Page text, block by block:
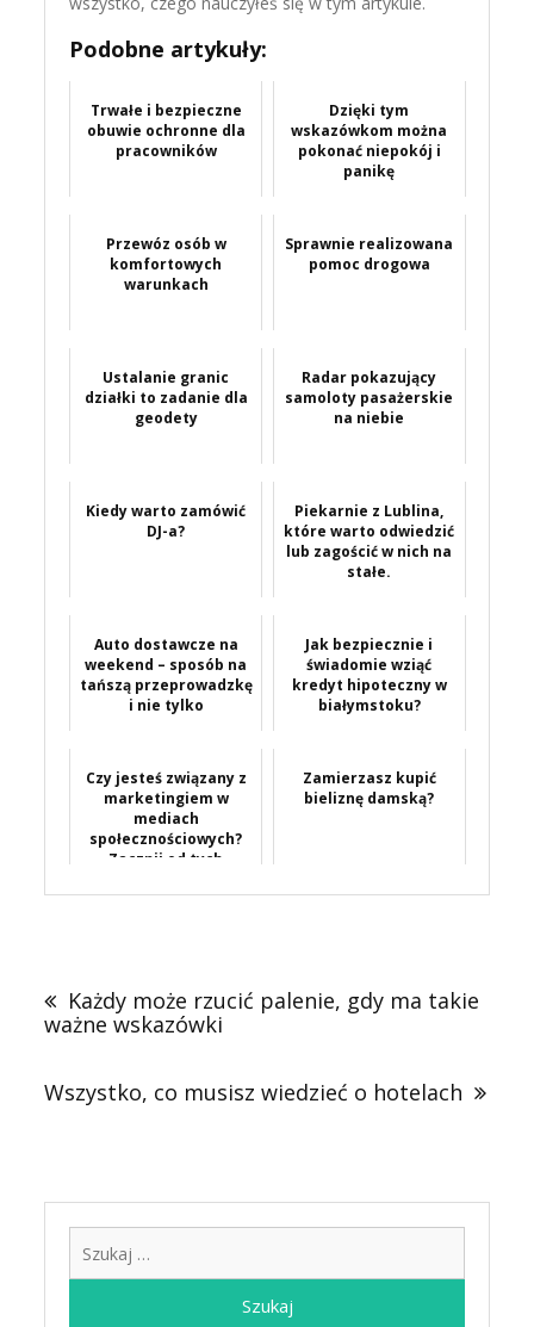
Podobne artykuły:
Trwałe i bezpieczne
obuwie ochronne dla
pracowników
Dzięki tym
wskazówkom można
pokonać niepokój i
panikę
Przewóz osób w
komfortowych
warunkach
Sprawnie realizowana
pomoc drogowa
Ustalanie granic
działki to zadanie dla
geodety
Radar pokazujący
samoloty pasażerskie
na niebie
Kiedy warto zamówić
DJ-a?
Piekarnie z Lublina,
które warto odwiedzić
lub zagościć w nich na
stałe.
Auto dostawcze na
weekend – sposób na
tańszą przeprowadzkę
i nie tylko
Jak bezpiecznie i
świadomie wziąć
kredyt hipoteczny w
białymstoku?
Czy jesteś związany z
marketingiem w
mediach
społecznościowych?
Zacznij od tych
pomysłów...
Zamierzasz kupić
bieliznę damską?
wpisu
Każdy może rzucić palenie, gdy ma takie
ważne wskazówki
Wszystko, co musisz wiedzieć o hotelach